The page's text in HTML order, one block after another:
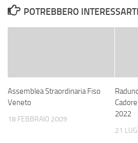
POTREBBERO
Assemblea Straordinaria Fiso
Veneto
18 FEBBRAIO 2009
2022
21